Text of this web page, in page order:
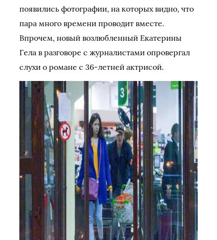
появились фотографии, на которых видно, что
пара много времени проводит вместе.
Впрочем, новый возлюбленный Екатерины
Гела в разговоре с журналистами опровергал
слухи о романе с 36-летней актрисой.